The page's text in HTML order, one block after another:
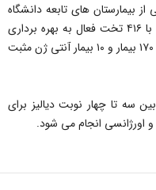
بیمارستان های تابعه دانشگاه
علوم پزشکی زاهدان است که در سال ۱۳۸۳ با ۴۱۶ تخت فعال به بهره برداری
رسید و بخش دیالیز آن با ۱۶ دستگاه فعال به ۱۷۰ بیمار و ۱۰ بیمار آنتی ژن مثبت
و روزانه بین سه تا چهار نوبت دیالیز برای
و اورژانسی انجام می شود.